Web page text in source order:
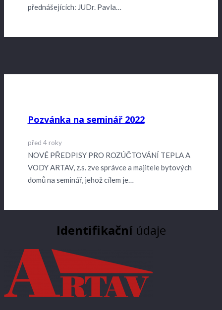
přednášejících: JUDr. Pavla…
Pozvánka na seminář 2022
před 4 roky
NOVÉ PŘEDPISY PRO ROZÚČTOVÁNÍ TEPLA A
VODY ARTAV, z.s. zve správce a majitele bytových
domů na seminář, jehož cílem je…
Identifikačníúdaje